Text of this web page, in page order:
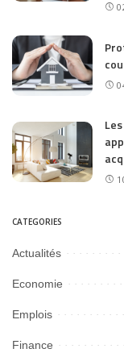
CATEGORIES
Actualités
Economie
Emplois
Finance